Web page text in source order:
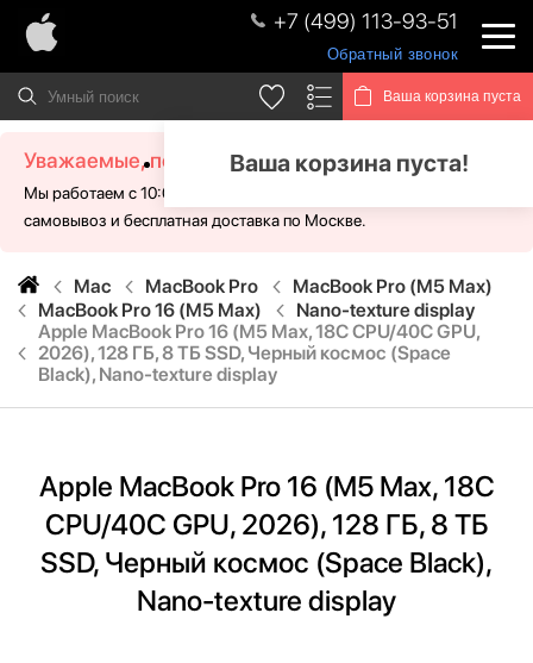
+7 (499) 113-93-51
Обратный звонок
Ваша корзина пуста
Ваша корзина пуста!
Уважаемые, посетители!
Мы работаем с 10:00 - 21:00 без выходных. Для Вас доступен
самовывоз и бесплатная доставка по Москве.
Mac MacBook Pro
MacBook Pro (M5 Max)
MacBook Pro 16 (M5 Max)
Nano-texture display
Apple MacBook Pro 16 (M5 Max, 18C CPU/40C GPU,
2026), 128 ГБ, 8 ТБ SSD, Черный космос (Space
Black), Nano-texture display
Apple MacBook Pro 16 (M5 Max, 18C
CPU/40C GPU, 2026), 128 ГБ, 8 ТБ
SSD, Черный космос (Space Black),
Nano-texture display